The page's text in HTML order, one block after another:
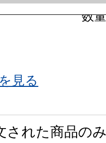
数量
見る
された商品の